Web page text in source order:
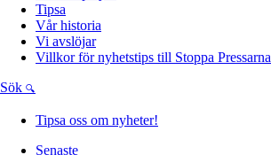
Tipsa
Vår historia
Vi avslöjar
Villkor för nyhetstips till Stoppa Pressarna
Sök
Tipsa oss om nyheter!
Senaste